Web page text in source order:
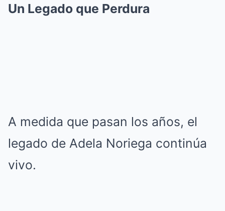
Un Legado que Perdura
A medida que pasan los años, el
legado de Adela Noriega continúa
vivo.